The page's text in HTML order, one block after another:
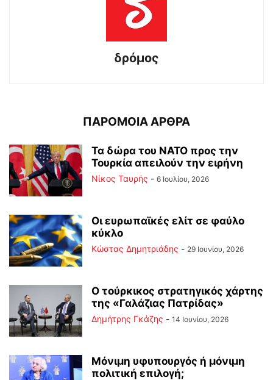
δρόμος
ΠΑΡΟΜΟΙΑ ΑΡΘΡΑ
Τα δώρα του ΝΑΤΟ προς την
Τουρκία απειλούν την ειρήνη
Νίκος Ταυρής - 6 Ιουλίου, 2026
Οι ευρωπαϊκές ελίτ σε φαύλο
κύκλο
Kώστας Δημητριάδης - 29 Ιουνίου, 2026
Ο τούρκικος στρατηγικός χάρτης
της «Γαλάζιας Πατρίδας»
Δημήτρης Γκάζης - 14 Ιουνίου, 2026
Μόνιμη υφυπουργός ή μόνιμη
πολιτική επιλογή;